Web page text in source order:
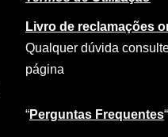
Livro de reclamações
Qualquer dúvida
página
“Perguntas Frequentes“